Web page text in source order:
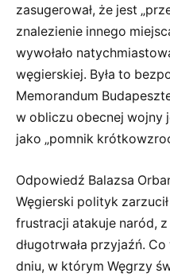
zasugerował, że jest
znalezienie innego
wywołało
węgierskiej. Była to
Memorandum
w obliczu obecnej wojny
jako „pomnik
Odpowiedź Balazsa
Węgierski polityk
frustracji atakuje naród,
długotrwała przyjaźń.
dniu, w którym Węgrzy